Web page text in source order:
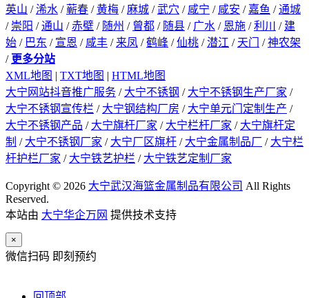
英山 /浠水 /蕲春 /黄梅 / 麻城 /武穴 / 咸宁 / 咸安 / 嘉鱼 /通城
/ 崇阳 /通山 /赤壁 / 随州 / 曾都 / 随县 / 广水 / 恩施 /利川 / 建
始 / 巴东 / 宣恩 / 咸丰 / 来凤 /鹤峰 /仙桃 /潜江 / 天门 /神农架
/ 更多分站
XML地图 | TXT地图 | HTML地图
大宁网站抖音推广服务 / 大宁不锈钢 / 大宁不锈钢生产厂家 /
大宁不锈钢宣传栏 / 大宁钢结构厂房 / 大宁单元门定制生产 /
大宁不锈钢产品 / 大宁旗杆厂家 / 大宁栏杆厂家 / 大宁旗杆定
制 / 大宁不锈钢厂家 / 大宁厂区旗杆 / 大宁金属制品厂 / 大宁栏
杆护栏厂家 / 大宁铁艺护栏 / 大宁铁艺定制厂家
Copyright © 2026 大宁武汉海篮金属制品有限公司 All Rights
Reserved.
本站由 大宁华企万网 提供技术支持
×
微信扫码 即刻预约